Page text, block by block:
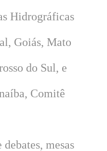
Hidrográficas
Goiás, Mato
do Sul, e
Comitê
debates, mesas